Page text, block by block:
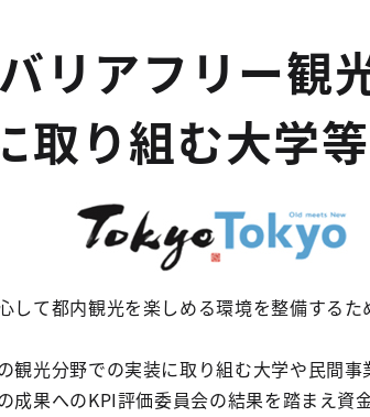
リアフリー観
取り組む大学
して都内観光を楽しめる環境を整備する
観光分野での実装に取り組む大学や民間
成果へのKPI評価委員会の結果を踏まえ資